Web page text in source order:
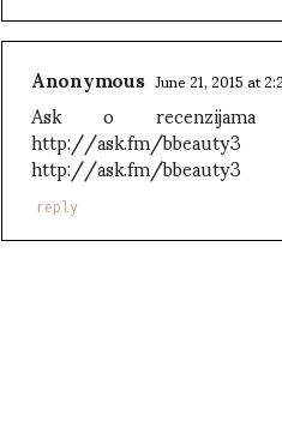
Anonymous June 21, 2015 at
Ask o recenzijama
http://ask.fm/bbeauty3
http://ask.fm/bbeauty3
reply